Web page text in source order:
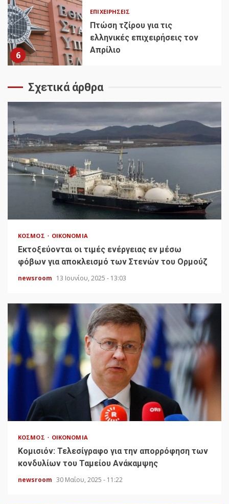
6
ΕΠΙΧΕΙΡΉΣΕΙΣ
Πτώση τζίρου για τις
ελληνικές επιχειρήσεις τον
Απρίλιο
Σχετικά άρθρα
ΚΌΣΜΟΣ ΟΙΚΟΝΟΜΊΑ
Εκτοξεύονται οι τιμές ενέργειας εν μέσω
φόβων για αποκλεισμό των Στενών του Ορμούζ
newsroom 13 Ιουνίου, 2025 - 13:03
ΚΌΣΜΟΣ ΟΙΚΟΝΟΜΊΑ
Κομισιόν: Τελεσίγραφο για την απορρόφηση των
κονδυλίων του Ταμείου Ανάκαμψης
newsroom 30 Μαΐου, 2025 - 11:22